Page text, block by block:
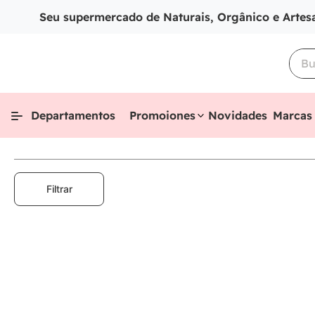
Seu supermercado de Naturais, Orgânico e
Departamentos Promoiones Novidades Marcas
Filtrar